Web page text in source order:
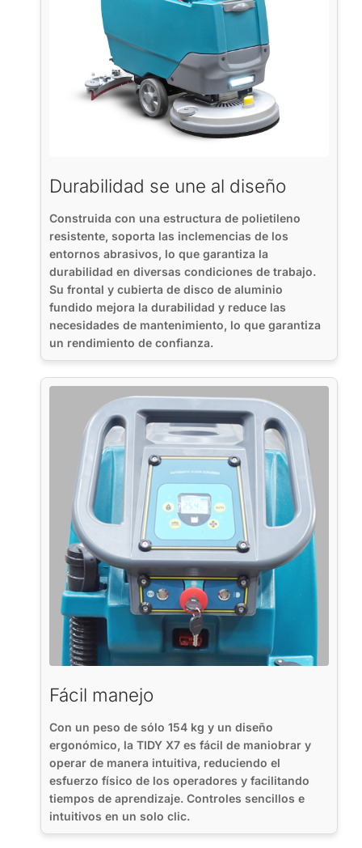
Durabilidad se une al diseño
Construida con una estructura de polietileno
resistente, soporta las inclemencias de los
entornos abrasivos, lo que garantiza la
durabilidad en diversas condiciones de trabajo.
Su frontal y cubierta de disco de aluminio
fundido mejora la durabilidad y reduce las
necesidades de mantenimiento, lo que garantiza
un rendimiento de confianza.
Fácil manejo
Con un peso de sólo 154 kg y un diseño
ergonómico, la TIDY X7 es fácil de maniobrar y
operar de manera intuitiva, reduciendo el
esfuerzo físico de los operadores y facilitando
tiempos de aprendizaje. Controles sencillos e
intuitivos en un solo clic.